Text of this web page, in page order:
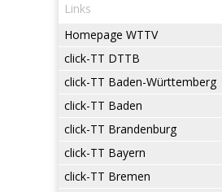
Links
Homepage WTTV
click-TT DTTB
click-TT Baden-Württemberg
click-TT Baden
click-TT Brandenburg
click-TT Bayern
click-TT Bremen